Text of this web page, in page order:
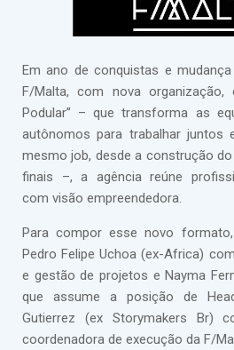
Em ano de conquistas e
F/Malta, com nova organização,
Podular” – que transforma as
autônomos para trabalhar juntos
mesmo job, desde a construção
finais –, a agência reúne
com visão empreendedora.
Para compor esse novo
Pedro Felipe Uchoa (ex-Africa)
e gestão de projetos e Nayma
que assume a posição de
Gutierrez (ex Storymakers Br)
coordenadora de execução da F/